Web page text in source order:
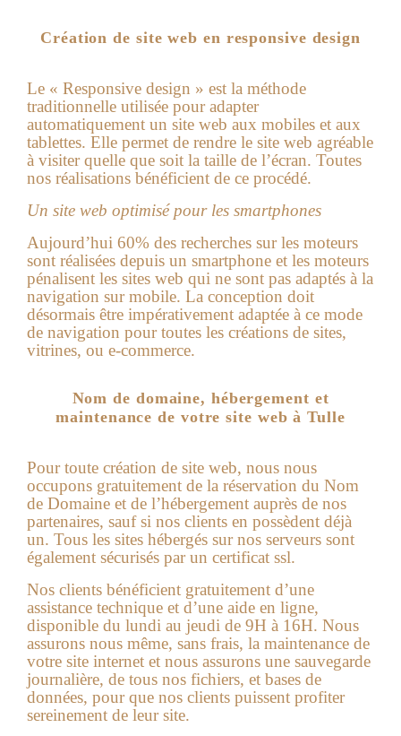
Création de site web en responsive design
Le « Responsive design » est la méthode
traditionnelle utilisée pour adapter
automatiquement un site web aux mobiles et aux
tablettes. Elle permet de rendre le site web agréable
à visiter quelle que soit la taille de l’écran. Toutes
nos réalisations bénéficient de ce procédé.
Un site web optimisé pour les smartphones
Aujourd’hui 60% des recherches sur les moteurs
sont réalisées depuis un smartphone et les moteurs
pénalisent les sites web qui ne sont pas adaptés à la
navigation sur mobile. La conception doit
désormais être impérativement adaptée à ce mode
de navigation pour toutes les créations de sites,
vitrines, ou e-commerce.
Nom de domaine, hébergement et
maintenance de votre site web à Tulle
Pour toute création de site web, nous nous
occupons gratuitement de la réservation du Nom
de Domaine et de l’hébergement auprès de nos
partenaires, sauf si nos clients en possèdent déjà
un. Tous les sites hébergés sur nos serveurs sont
également sécurisés par un certificat ssl.
Nos clients bénéficient gratuitement d’une
assistance technique et d’une aide en ligne,
disponible du lundi au jeudi de 9H à 16H. Nous
assurons nous même, sans frais, la maintenance de
votre site internet et nous assurons une sauvegarde
journalière, de tous nos fichiers, et bases de
données, pour que nos clients puissent profiter
sereinement de leur site.